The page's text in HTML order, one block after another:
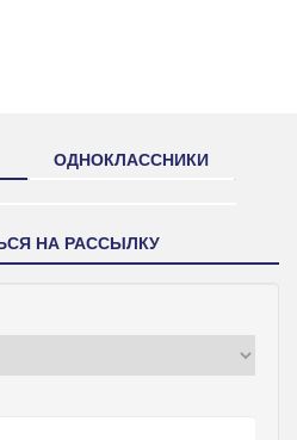
ОДНОКЛАССНИКИ
НА РАССЫЛКУ